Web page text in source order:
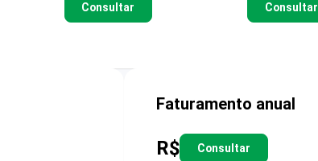
Consultar Consultar
Faturamento anual
R$ Consultar